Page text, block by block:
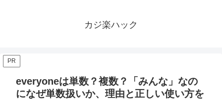
カジ楽ハック
PR
everyoneは単数？複数？「みんな」なの
になぜ単数扱いか、理由と正しい使い方を